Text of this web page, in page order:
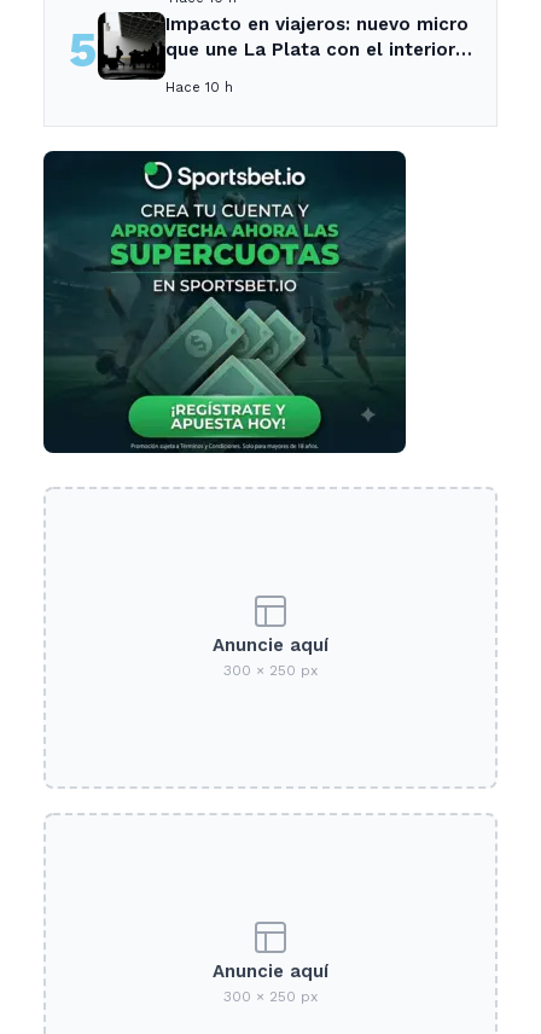
5
Impacto en viajeros: nuevo micro
que une La Plata con el interior
Hace 10 h
Anuncie aquí
300 × 250 px
Anuncie aquí
300 × 250 px